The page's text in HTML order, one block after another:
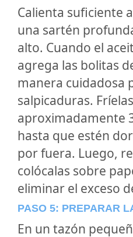
Calienta suficiente
una sartén
alto. Cuando el
agrega las bolitas
manera cuidadosa
salpicaduras.
aproximadamente
hasta que estén
por fuera. Luego,
colócalas sobre
eliminar el exceso
PASO 5: PREPARAR
En un tazón